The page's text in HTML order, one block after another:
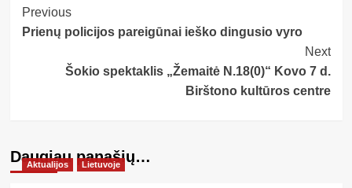
Post
Navigation
Previous
Prienų policijos pareigūnai ieško dingusio vyro
Next
Šokio spektaklis „Žemaitė N.18(0)“ Kovo 7 d.
Birštono kultūros centre
Daugiau panašių…
Aktualijos Lietuvoje